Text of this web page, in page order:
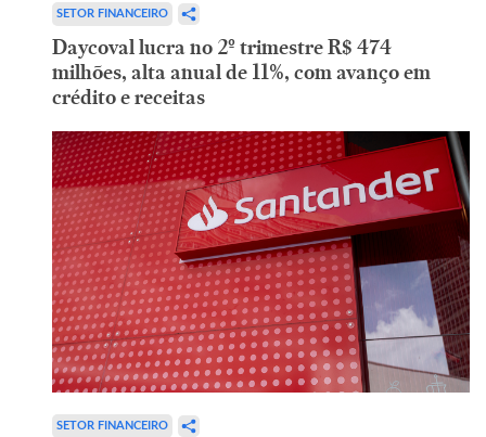
SETOR FINANCEIRO
Daycoval lucra no 2º trimestre R$ 474
milhões, alta anual de 11%, com avanço em
crédito e receitas
SETOR FINANCEIRO